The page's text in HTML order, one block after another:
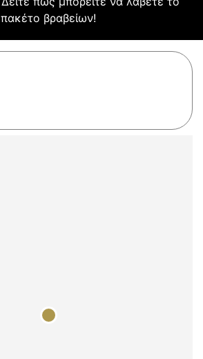
πακέτο βραβείων!